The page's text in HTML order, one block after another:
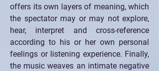
offers its own layers of meaning, which
the spectator may or may not explore,
hear, interpret and cross-reference
according to his or her own personal
feelings or listening experience. Finally,
the music weaves an intimate negative